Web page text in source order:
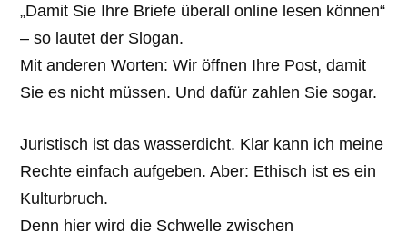
„Damit Sie Ihre Briefe überall online lesen können“
– so lautet der Slogan.
Mit anderen Worten: Wir öffnen Ihre Post, damit
Sie es nicht müssen. Und dafür zahlen Sie sogar.
Juristisch ist das wasserdicht. Klar kann ich meine
Rechte einfach aufgeben. Aber: Ethisch ist es ein
Kulturbruch.
Denn hier wird die Schwelle zwischen